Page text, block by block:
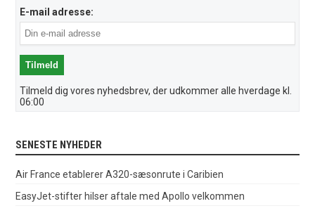
E-mail adresse:
Tilmeld dig vores nyhedsbrev, der udkommer alle hverdage kl.
06:00
SENESTE NYHEDER
Air France etablerer A320-sæsonrute i Caribien
EasyJet-stifter hilser aftale med Apollo velkommen